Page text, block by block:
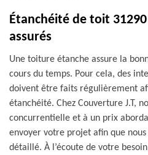
Étanchéité de toit
assurés
Une toiture étanche assure la
cours du temps. Pour cela, des
doivent être faits régulièrement
étanchéité. Chez Couverture J.T,
concurrentielle et à un prix
envoyer votre projet afin que
détaillé. À l’écoute de votre